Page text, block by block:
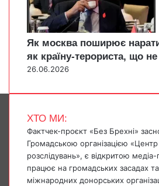
Як москва поширює
як країну-терориста, що
26.06.2026
ХТО МИ:
Фактчек-проєкт «Без Брехні»
Громадською організацією «Центр
розслідувань», є відкритою
працює на громадських засадах
міжнародних донорських